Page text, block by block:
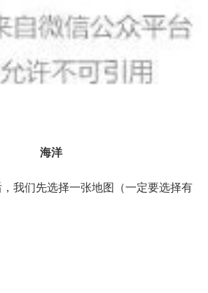
海洋
我们先选择一张地图（一定要选择有